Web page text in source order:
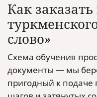
Как
слово»
Схема обучения
документы — мы
пригодный к